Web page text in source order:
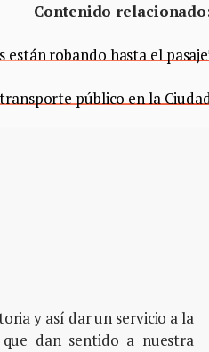
Contenido
están robando hasta el
público en la
y así dar un servicio a la
dan sentido a nuestra